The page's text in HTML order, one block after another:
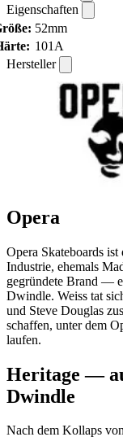
Eigenschaften
52mm
101A
Hersteller
Opera
Opera Skateboards
Industrie, ehemals
gegründete Brand —
Dwindle. Weiss tat
und Steve Douglas
schaffen, unter dem
laufen.
Heritage —
Dwindle
Nach dem Kollaps